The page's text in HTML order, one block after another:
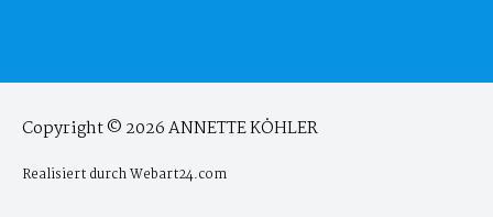
Copyright © 2026ANNETTE KÖHLER
Realisiert durchWebart24.com